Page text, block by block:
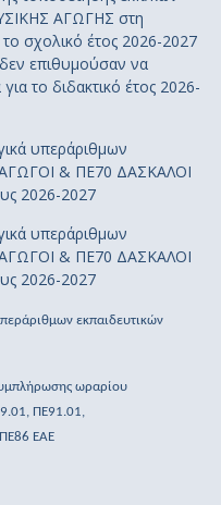
ΑΓΩΓΗΣ στη
σχολικό έτος 2026-2027
επιθυμούσαν να
το διδακτικό έτος 2026-
υπεράριθμων
& ΠΕ70 ΔΑΣΚΑΛΟΙ
2026-2027
υπεράριθμων
& ΠΕ70 ΔΑΣΚΑΛΟΙ
2026-2027
εκπαιδευτικών
ωραρίου
ΠΕ91.01,
ΕΑΕ